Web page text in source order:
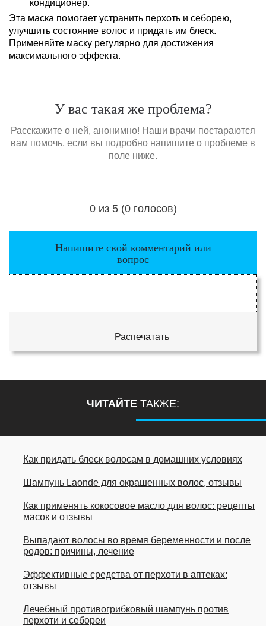
кондиционер.
Эта маска помогает устранить перхоть и себорею,
улучшить состояние волос и придать им блеск.
Применяйте маску регулярно для достижения
максимального эффекта.
У вас такая же проблема?
Расскажите о ней, анонимно! Наши врачи постараются
вам помочь, если вы подробно напишите о проблеме в
поле ниже.
Загрузка...
0 из 5 (0 голосов)
Напишите свой комментарий или
вопрос
Распечатать
ЧИТАЙТЕ ТАКЖЕ:
Как придать блеск волосам в домашних условиях
Шампунь Laonde для окрашенных волос, отзывы
Как применять кокосовое масло для волос: рецепты
масок и отзывы
Выпадают волосы во время беременности и после
родов: причины, лечение
Эффективные средства от перхоти в аптеках:
отзывы
Лечебный противогрибковый шампунь против
перхоти и себореи